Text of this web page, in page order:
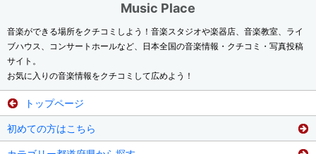
Music Place
音楽ができる場所をクチコミしよう！音楽スタジオや楽器店、音楽教室、ライ
ブハウス、コンサートホールなど、日本全国の音楽情報・クチコミ・写真投稿
サイト。
お気に入りの音楽情報をクチコミして広めよう！
トップページ
初めての方はこちら